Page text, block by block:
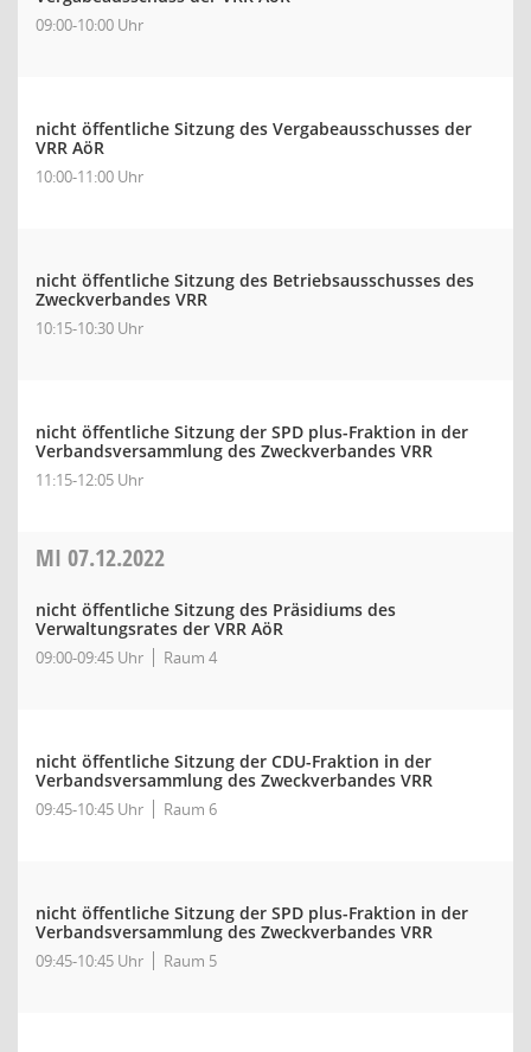
09:00-10:00 Uhr
nicht öffentliche Sitzung des Vergabeausschusses der
VRR AöR
10:00-11:00 Uhr
nicht öffentliche Sitzung des Betriebsausschusses des
Zweckverbandes VRR
10:15-10:30 Uhr
nicht öffentliche Sitzung der SPD plus-Fraktion in der
Verbandsversammlung des Zweckverbandes VRR
11:15-12:05 Uhr
MI 07.12.2022
nicht öffentliche Sitzung des Präsidiums des
Verwaltungsrates der VRR AöR
09:00-09:45 Uhr Raum 4
nicht öffentliche Sitzung der CDU-Fraktion in der
Verbandsversammlung des Zweckverbandes VRR
09:45-10:45 Uhr Raum 6
nicht öffentliche Sitzung der SPD plus-Fraktion in der
Verbandsversammlung des Zweckverbandes VRR
09:45-10:45 Uhr Raum 5